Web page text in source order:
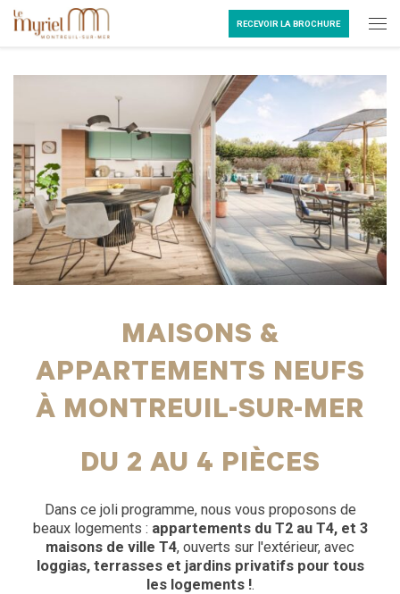
Passer au contenu RECEVOIR LA BROCHURE
MAISONS &
APPARTEMENTS NEUFS
À MONTREUIL-SUR-MER
DU 2 AU 4 PIÈCES
Dans ce joli programme, nous vous proposons de
beaux logements : appartements du T2 au T4, et 3
maisons de ville T4, ouverts sur l'extérieur, avec
loggias, terrasses et jardins privatifs pour tous
les logements !.